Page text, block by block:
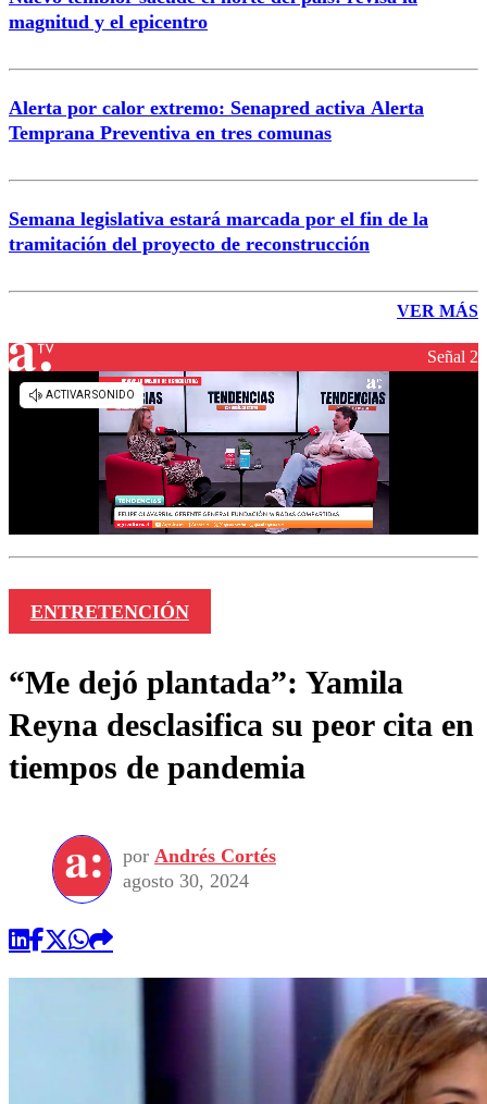
magnitud y el epicentro
Alerta por calor extremo: Senapred activa Alerta
Temprana Preventiva en tres comunas
Semana legislativa estará marcada por el fin de la
tramitación del proyecto de reconstrucción
VER MÁS
Señal 2
ENTRETENCIÓN
“Me dejó plantada”: Yamila
Reyna desclasifica su peor cita en
tiempos de pandemia
por Andrés Cortés
agosto 30, 2024